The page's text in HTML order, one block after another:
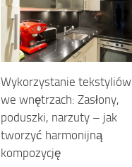
Wykorzystanie tekstyliów
we wnętrzach: Zasłony,
poduszki, narzuty – jak
tworzyć harmonijną
kompozycję